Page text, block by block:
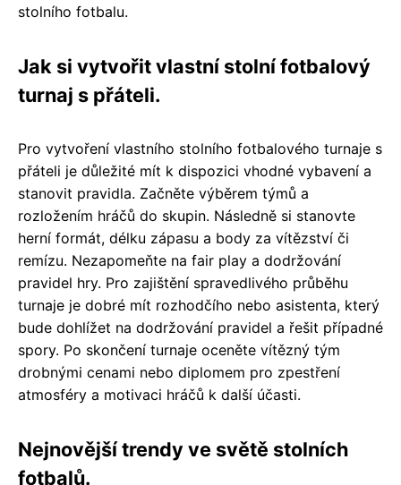
stolního fotbalu.
Jak si vytvořit vlastní stolní fotbalový
turnaj s přáteli.
Pro vytvoření vlastního stolního fotbalového turnaje s
přáteli je důležité mít k dispozici vhodné vybavení a
stanovit pravidla. Začněte výběrem týmů a
rozložením hráčů do skupin. Následně si stanovte
herní formát, délku zápasu a body za vítězství či
remízu. Nezapomeňte na fair play a dodržování
pravidel hry. Pro zajištění spravedlivého průběhu
turnaje je dobré mít rozhodčího nebo asistenta, který
bude dohlížet na dodržování pravidel a řešit případné
spory. Po skončení turnaje oceněte vítězný tým
drobnými cenami nebo diplomem pro zpestření
atmosféry a motivaci hráčů k další účasti.
Nejnovější trendy ve světě stolních
fotbalů.